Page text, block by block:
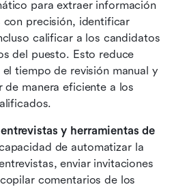
para extraer información
con precisión, identificar
calificar a los candidatos
del puesto. Esto reduce
tiempo de revisión manual y
de manera eficiente a los
y herramientas de
de automatizar la
enviar invitaciones
comentarios de los